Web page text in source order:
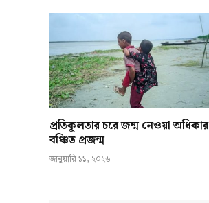
প্রতিকূলতার চরে জন্ম নেওয়া অধিকার
বঞ্চিত প্রজন্ম
জানুয়ারি ১১, ২০২৬